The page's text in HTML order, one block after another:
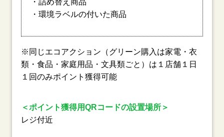
・詰め替え商品
・環境ラベルの付いた商品
※同じエコアクション（グリーン購入は家電・衣
類・食品・家庭用品・文具類ごと）は１店舗１日
１回のみポイント獲得可能
＜ポイント獲得用QRコードの設置場所＞
レジ付近